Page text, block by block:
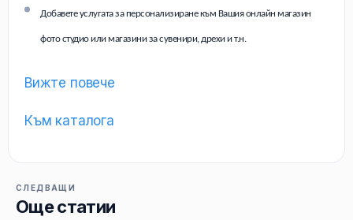
Добавете услугата за персонализиране към Вашия онлайн магазин
фото студио или магазини за сувенири, дрехи и т.н.
Вижте повече
Към каталога
СЛЕДВАЩИ
Още статии